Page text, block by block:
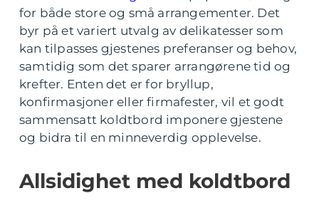
for både store og små arrangementer. Det
byr på et variert utvalg av delikatesser som
kan tilpasses gjestenes preferanser og behov,
samtidig som det sparer arrangørene tid og
krefter. Enten det er for bryllup,
konfirmasjoner eller firmafester, vil et godt
sammensatt koldtbord imponere gjestene
og bidra til en minneverdig opplevelse.
Allsidighet med koldtbord